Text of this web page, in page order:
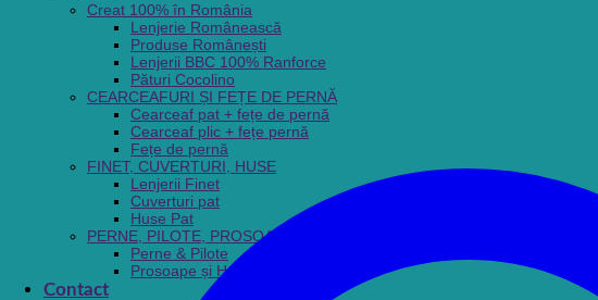
Creat 100% în România
Lenjerie Românească
Produse Românești
Lenjerii BBC 100% Ranforce
Pături Cocolino
CEARCEAFURI ȘI FEȚE DE PERNĂ
Cearceaf pat + fețe de pernă
Cearceaf plic + fețe pernă
Fețe de pernă
FINET, CUVERTURI, HUSE
Lenjerii Finet
Cuverturi pat
Huse Pat
PERNE, PILOTE, PROSOAPE, HALATE BAIE
Perne & Pilote
Prosoape și Halate baie
Contact